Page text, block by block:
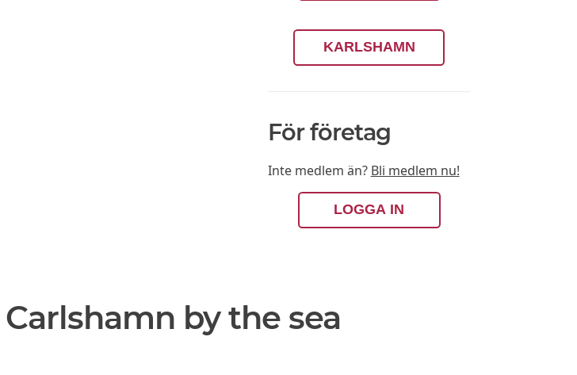
KARLSHAMN
För företag
Inte medlem än? Bli medlem nu!
LOGGA IN
by the sea